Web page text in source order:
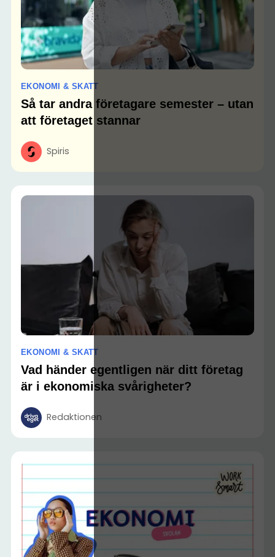
EKONOMI & SKATT
Så tar andra företagare semester – utan
att företaget stannar
Spiris
EKONOMI & SKATT
Vad händer egentligen när ditt företag
är i ekonomiska svårigheter?
Redaktionen